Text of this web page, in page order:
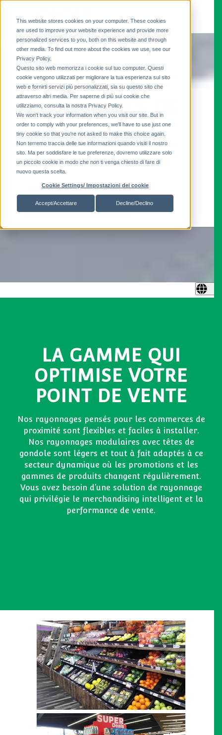
This website stores cookies on your computer. These cookies
are used to improve your website experience and provide more
personalized services to you, both on this website and through
other media. To find out more about the cookies we use, see our
Privacy Policy.
Questo sito web memorizza i cookie sul tuo computer. Questi
cookie vengono utilizzati per migliorare la tua esperienza sul sito
web e fornirti servizi più personalizzati, sia su questo sito che
attraverso altri media. Per saperne di più sui cookie che
utilizziamo, consulta la nostra Privacy Policy.
We won't track your information when you visit our site. But in
order to comply with your preferences, we'll have to use just one
tiny cookie so that you're not asked to make this choice again.
Non terremo traccia delle tue informazioni quando visiti il ​​nostro
sito. Ma per soddisfare le tue preferenze, dovremo utilizzare solo
un piccolo cookie in modo che non ti venga chiesto di fare di
nuovo questa scelta.
Cookie Settings/ Impostazioni dei cookie
Accept/Accettare Decline/Declino
COMMERCES DE
PROXIMITÉ
La gamme signée CAEM, sans conteste la
meilleure
Contactez-nous !
LA GAMME QUI
OPTIMISE VOTRE
POINT DE VENTE
Nos rayonnages pensés pour les commerces de
proximité sont flexibles et faciles à installer.
Nos rayonnages modulaires avec têtes de
gondole sont légers et tout à fait adaptés à ce
secteur dynamique où les promotions et les
gammes de produits changent régulièrement.
Vous avez besoin d’une solution de rayonnage
qui privilégie le merchandising intelligent et la
performance de vente.